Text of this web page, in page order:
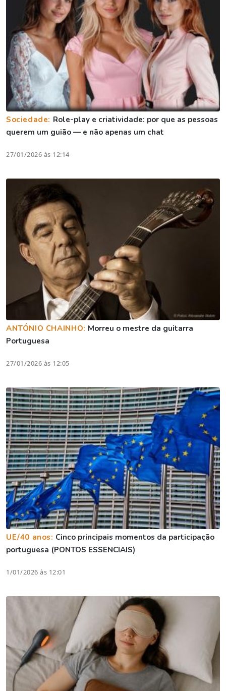
Sociedade: Role-play e criatividade: por que as pessoas
querem um guião — e não apenas um chat
27/01/2026 às 12:14
ANTÓNIO CHAINHO: Morreu o mestre da guitarra
Portuguesa
27/01/2026 às 12:05
UE/40 anos: Cinco principais momentos da participação
portuguesa (PONTOS ESSENCIAIS)
1/01/2026 às 12:01